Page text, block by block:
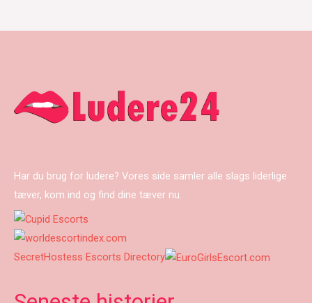
Har du brug for ludere? Vores side samler alle slags liderlige
tæver, kom ind og find dine tæver nu.
SecretHostess Escorts Directory